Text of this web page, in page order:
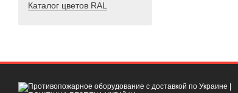
Каталог цветов RAL